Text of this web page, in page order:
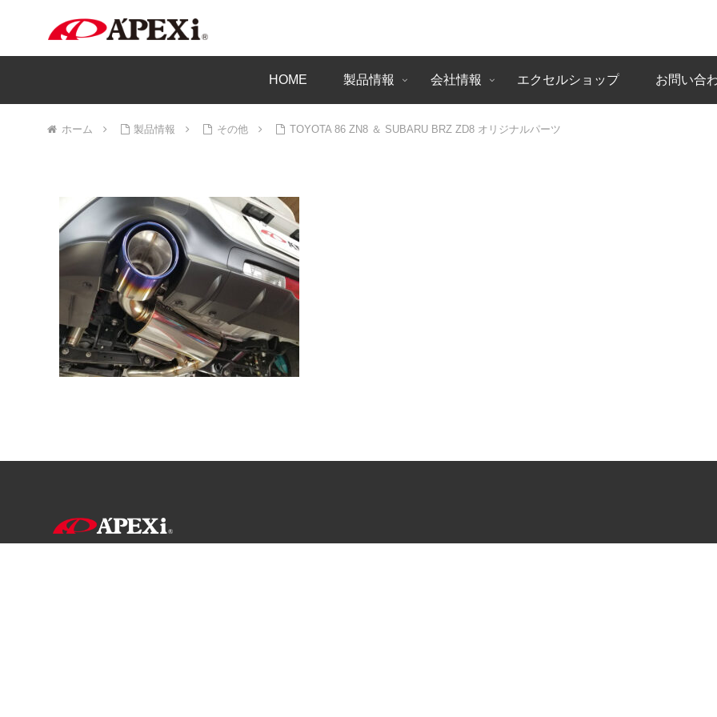
HOME 製品情報 会社情報 エクセルショップ お問い合
ホーム 製品情報 その他 TOYOTA 86 ZN8 ＆ SUBARU BRZ ZD8 オリジナルパーツ